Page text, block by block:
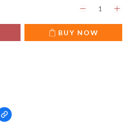
BUY NOW